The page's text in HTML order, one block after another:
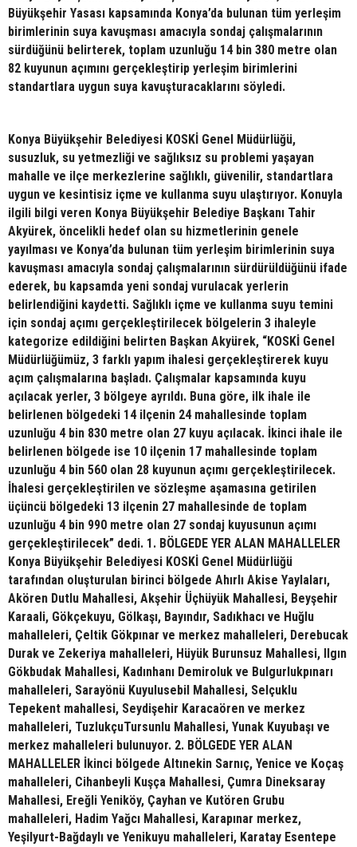
Büyükşehir Yasası kapsamında Konya’da bulunan tüm yerleşim
birimlerinin suya kavuşması amacıyla sondaj çalışmalarının
sürdüğünü belirterek, toplam uzunluğu 14 bin 380 metre olan
82 kuyunun açımını gerçekleştirip yerleşim birimlerini
standartlara uygun suya kavuşturacaklarını söyledi.
Konya Büyükşehir Belediyesi KOSKİ Genel Müdürlüğü,
susuzluk, su yetmezliği ve sağlıksız su problemi yaşayan
mahalle ve ilçe merkezlerine sağlıklı, güvenilir, standartlara
uygun ve kesintisiz içme ve kullanma suyu ulaştırıyor. Konuyla
ilgili bilgi veren Konya Büyükşehir Belediye Başkanı Tahir
Akyürek, öncelikli hedef olan su hizmetlerinin genele
yayılması ve Konya’da bulunan tüm yerleşim birimlerinin suya
kavuşması amacıyla sondaj çalışmalarının sürdürüldüğünü ifade
ederek, bu kapsamda yeni sondaj vurulacak yerlerin
belirlendiğini kaydetti. Sağlıklı içme ve kullanma suyu temini
için sondaj açımı gerçekleştirilecek bölgelerin 3 ihaleyle
kategorize edildiğini belirten Başkan Akyürek, “KOSKİ Genel
Müdürlüğümüz, 3 farklı yapım ihalesi gerçekleştirerek kuyu
açım çalışmalarına başladı. Çalışmalar kapsamında kuyu
açılacak yerler, 3 bölgeye ayrıldı. Buna göre, ilk ihale ile
belirlenen bölgedeki 14 ilçenin 24 mahallesinde toplam
uzunluğu 4 bin 830 metre olan 27 kuyu açılacak. İkinci ihale ile
belirlenen bölgede ise 10 ilçenin 17 mahallesinde toplam
uzunluğu 4 bin 560 olan 28 kuyunun açımı gerçekleştirilecek.
İhalesi gerçekleştirilen ve sözleşme aşamasına getirilen
üçüncü bölgedeki 13 ilçenin 27 mahallesinde de toplam
uzunluğu 4 bin 990 metre olan 27 sondaj kuyusunun açımı
gerçekleştirilecek” dedi. 1. BÖLGEDE YER ALAN MAHALLELER
Konya Büyükşehir Belediyesi KOSKİ Genel Müdürlüğü
tarafından oluşturulan birinci bölgede Ahırlı Akise Yaylaları,
Akören Dutlu Mahallesi, Akşehir Üçhüyük Mahallesi, Beyşehir
Karaali, Gökçekuyu, Gölkaşı, Bayındır, Sadıkhacı ve Huğlu
mahalleleri, Çeltik Gökpınar ve merkez mahalleleri, Derebucak
Durak ve Zekeriya mahalleleri, Hüyük Burunsuz Mahallesi, Ilgın
Gökbudak Mahallesi, Kadınhanı Demiroluk ve Bulgurlukpınarı
mahalleleri, Sarayönü Kuyulusebil Mahallesi, Selçuklu
Tepekent mahallesi, Seydişehir Karacaören ve merkez
mahalleleri, TuzlukçuTursunlu Mahallesi, Yunak Kuyubaşı ve
merkez mahalleleri bulunuyor. 2. BÖLGEDE YER ALAN
MAHALLELER İkinci bölgede Altınekin Sarnıç, Yenice ve Koçaş
mahalleleri, Cihanbeyli Kuşça Mahallesi, Çumra Dineksaray
Mahallesi, Ereğli Yeniköy, Çayhan ve Kutören Grubu
mahalleleri, Hadim Yağcı Mahallesi, Karapınar merkez,
Yeşilyurt-Bağdaylı ve Yenikuyu mahalleleri, Karatay Esentepe